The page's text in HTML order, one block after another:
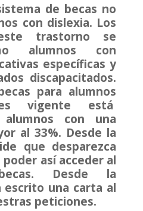
de becas no
con dislexia. Los
trastorno se
alumnos con
específicas y
discapacitados.
para alumnos
vigente está
con una
al 33%. Desde la
que desparezca
así acceder al
Desde la
una carta al
peticiones.